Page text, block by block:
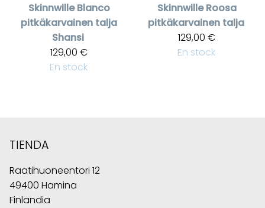
Skinnwille Blanco
pitkäkarvainen talja
Shansi
129,00 €
En stock
Skinnwille Roosa
pitkäkarvainen talja
129,00 €
En stock
TIENDA
Raatihuoneentori 12
49400 Hamina
Finlandia